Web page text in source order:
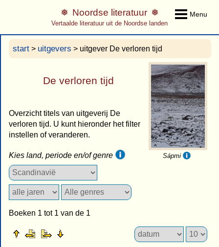
Menu
Noordse literatuur
Vertaalde literatuur uit de Noordse landen
start > uitgevers > uitgever De verloren tijd
Sápmi
De verloren tijd
Overzicht titels van uitgeverij De
verloren tijd. U kunt hieronder het filter
instellen of veranderen.
Kies land, periode en/of genre
Boeken 1 tot 1 van de 1